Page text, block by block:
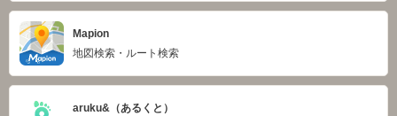
Mapion
地図検索・ルート検索
aruku&（あるくと）